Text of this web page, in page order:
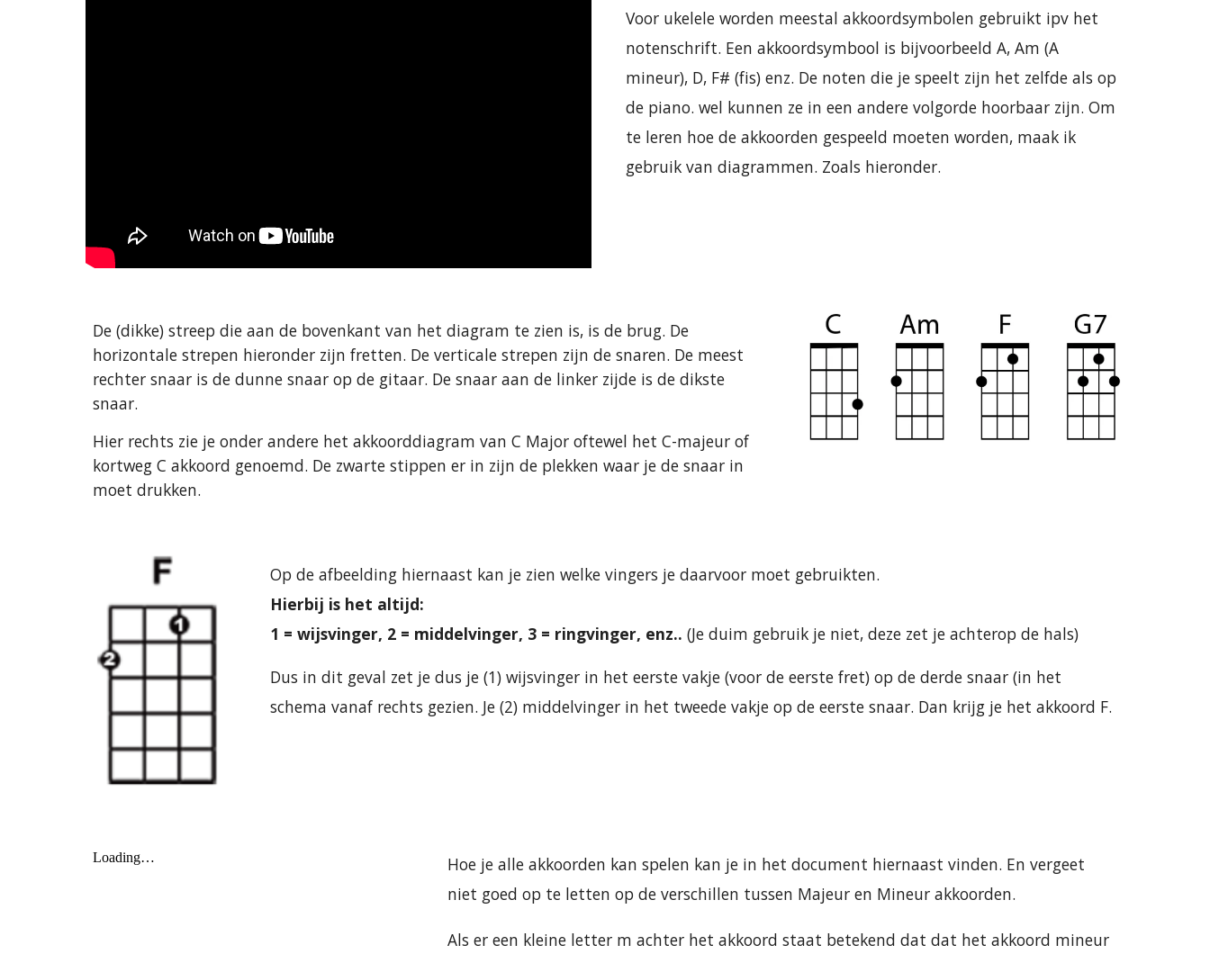
Voor ukelele worden meestal akkoordsymbolen gebruikt ipv het
notenschrift. Een akkoordsymbool is bijvoorbeeld A, Am (A
mineur), D, F# (fis) enz. De noten die je speelt zijn het zelfde als op
de piano. wel kunnen ze in een andere volgorde hoorbaar zijn. Om
te leren hoe de akkoorden gespeeld moeten worden, maak ik
gebruik van diagrammen. Zoals hieronder.
De (dikke) streep die aan de bovenkant van het diagram te zien is, is de brug. De
horizontale strepen hieronder zijn fretten. De verticale strepen zijn de snaren. De meest
rechter snaar is de dunne snaar op de gitaar. De snaar aan de linker zijde is de dikste
snaar.
Hier rechts zie je onderanderehet akkoorddiagram van C Major oftewel het C-majeur of
kortweg C akkoord genoemd. De zwarte stippen er in zijn de plekken waar je de snaar in
moet drukken.
Op de afbeelding hiernaast kan je zien welke vingers je daarvoor moet gebruikten.
Hierbij is het altijd:
1 = wijsvinger, 2 = middelvinger, 3 = ringvinger, enz..(Je duim gebruik je niet, deze zet je achterop de hals)
Dus in dit geval zet je dus je (1) wijsvinger in het eerste vakje (voor de eerste fret) op de derde snaar (in het
schema vanaf rechts gezien. Je (2) middelvinger in het tweede vakje op de eerste snaar. Dan krijg je het akkoord F.
Hoe je alle akkoorden kan spelen kan je in het document hiernaast vinden. En vergeet
niet goed op te letten op de verschillen tussen Majeur en Mineur akkoorden.
Als er een kleine letter m achter het akkoord staat betekend dat dat het akkoord mineur